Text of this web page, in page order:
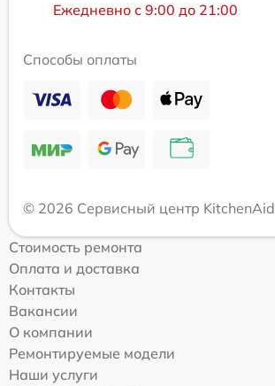
Ежедневно с 9:00 до 21:00
Способы оплаты
© 2026 Сервисный центр KitchenAid
Стоимость ремонта
Оплата и доставка
Контакты
Вакансии
О компании
Ремонтируемые модели
Наши услуги